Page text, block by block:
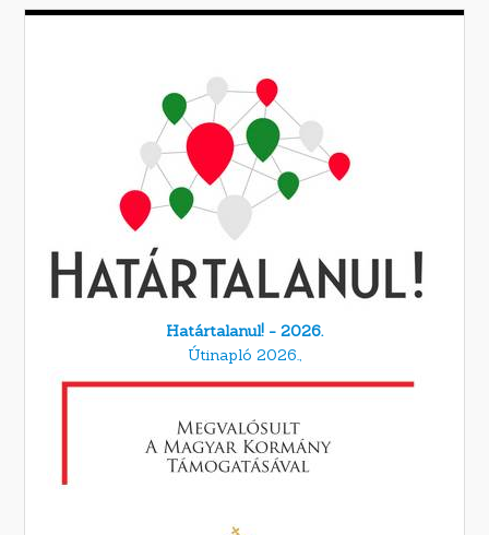
Határtalanul! - 2026.
Útinapló 2026.,